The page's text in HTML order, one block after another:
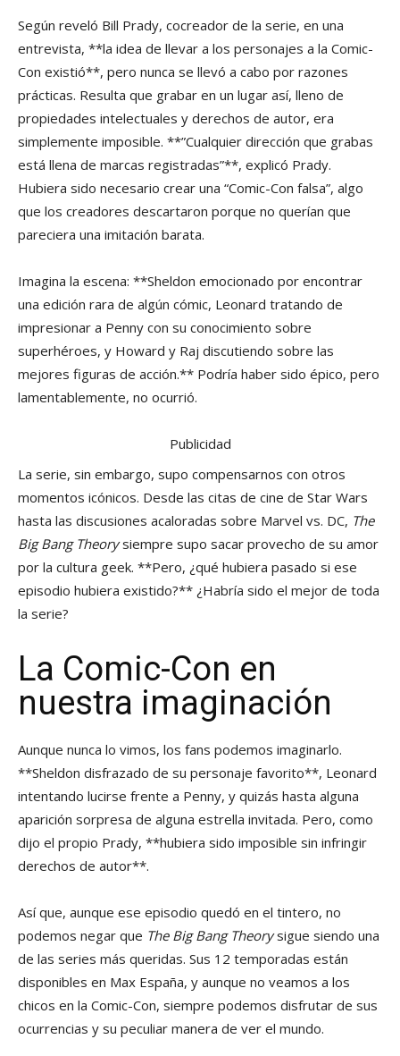
Según reveló Bill Prady, cocreador de la serie, en una
entrevista, **la idea de llevar a los personajes a la Comic-
Con existió**, pero nunca se llevó a cabo por razones
prácticas. Resulta que grabar en un lugar así, lleno de
propiedades intelectuales y derechos de autor, era
simplemente imposible. **”Cualquier dirección que grabas
está llena de marcas registradas”**, explicó Prady.
Hubiera sido necesario crear una “Comic-Con falsa”, algo
que los creadores descartaron porque no querían que
pareciera una imitación barata.
Imagina la escena: **Sheldon emocionado por encontrar
una edición rara de algún cómic, Leonard tratando de
impresionar a Penny con su conocimiento sobre
superhéroes, y Howard y Raj discutiendo sobre las
mejores figuras de acción.** Podría haber sido épico, pero
lamentablemente, no ocurrió.
Publicidad
La serie, sin embargo, supo compensarnos con otros
momentos icónicos. Desde las citas de cine de Star Wars
hasta las discusiones acaloradas sobre Marvel vs. DC, The
Big Bang Theorysiempre supo sacar provecho de su amor
por la cultura geek. **Pero, ¿qué hubiera pasado si ese
episodio hubiera existido?** ¿Habría sido el mejor de toda
la serie?
La Comic-Con en
nuestra imaginación
Aunque nunca lo vimos, los fans podemos imaginarlo.
**Sheldon disfrazado de su personaje favorito**, Leonard
intentando lucirse frente a Penny, y quizás hasta alguna
aparición sorpresa de alguna estrella invitada. Pero, como
dijo el propio Prady, **hubiera sido imposible sin infringir
derechos de autor**.
Así que, aunque ese episodio quedó en el tintero, no
podemos negar que The Big Bang Theorysigue siendo una
de las series más queridas. Sus 12 temporadas están
disponibles en Max España, y aunque no veamos a los
chicos en la Comic-Con, siempre podemos disfrutar de sus
ocurrencias y su peculiar manera de ver el mundo.